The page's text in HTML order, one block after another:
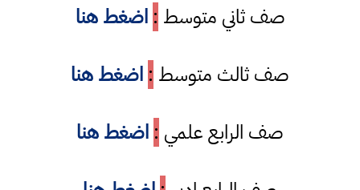
صف ثاني متوسط : اضغط هنا
صف ثالث متوسط : اضغط هنا
صف الرابع علمي : اضغط هنا